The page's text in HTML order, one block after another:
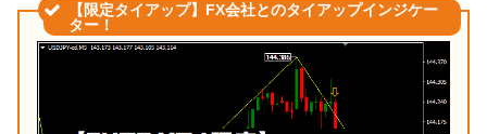
【限定タイアップ】FX会社とのタイアップインジケー
ター！